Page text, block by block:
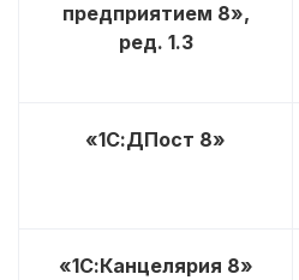
предприятием 8»,
ред. 1.3
«1С:ДПост 8»
«1С:Канцелярия 8»